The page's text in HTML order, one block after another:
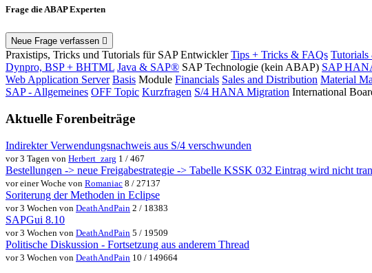
Frage die ABAP Experten
Neue Frage verfassen
Praxistips, Tricks und Tutorials für SAP Entwickler Tips + Tricks & FAQs
Dynpro, BSP + BHTML Java & SAP® SAP Technologie (kein ABAP) SAP
Web Application Server Basis Module Financials Sales and Distribution Material
SAP - Allgemeines OFF Topic Kurzfragen S/4 HANA Migration International
Aktuelle Forenbeiträge
Indirekter Verwendungsnachweis aus S/4 verschwunden
vor 3 Tagen von Herbert_zarg 1 / 467
Bestellungen -> neue Freigabestrategie -> Tabelle KSSK 032 Eintrag wird nicht
vor einer Woche von Romaniac 8 / 27137
Soriterung der Methoden in Eclipse
vor 3 Wochen von DeathAndPain 2 / 18383
SAPGui 8.10
vor 3 Wochen von DeathAndPain 5 / 19509
Politische Diskussion - Fortsetzung aus anderem Thread
vor 3 Wochen von DeathAndPain 10 / 149664